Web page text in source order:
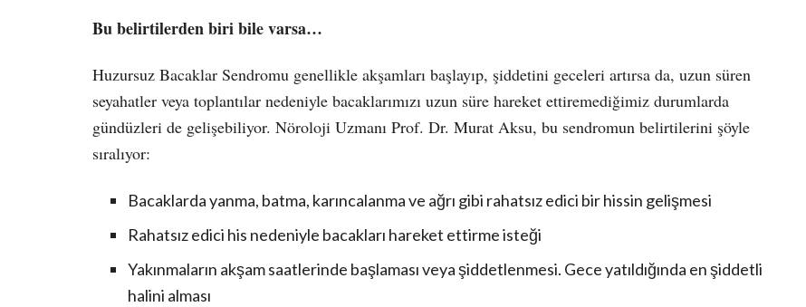
Bu belirtilerden biri bile varsa…
Huzursuz Bacaklar Sendromu genellikle akşamları başlayıp, şiddetini geceleri artırsa da, uzun süren
seyahatler veya toplantılar nedeniyle bacaklarımızı uzun süre hareket ettiremediğimiz durumlarda
gündüzleri de gelişebiliyor. Nöroloji Uzmanı Prof. Dr. Murat Aksu, bu sendromun belirtilerini şöyle
sıralıyor:
Bacaklarda yanma, batma, karıncalanma ve ağrı gibi rahatsız edici bir hissin gelişmesi
Rahatsız edici his nedeniyle bacakları hareket ettirme isteği
Yakınmaların akşam saatlerinde başlaması veya şiddetlenmesi. Gece yatıldığında en şiddetli
halini alması